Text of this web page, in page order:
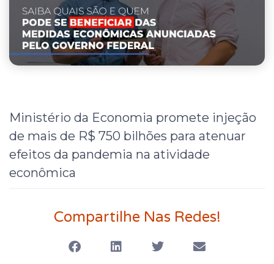
Ministério da Economia promete injeção
de mais de R$ 750 bilhões para atenuar
efeitos da pandemia na atividade
econômica
Compartilhe Nas Redes!